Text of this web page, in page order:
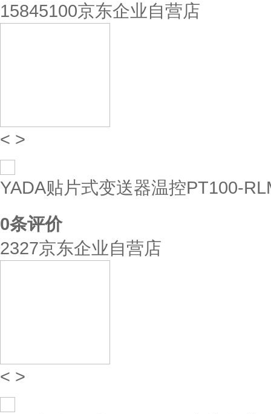
15845100京东企业自营店
< >
YADA贴片式变送器温控PT100-
0条评价
2327京东企业自营店
< >